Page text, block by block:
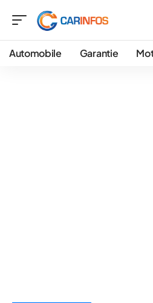
Automobile Garantie